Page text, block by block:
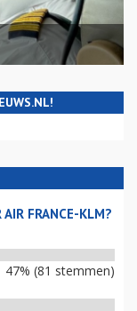
FRANCE-KLM?
47% (81 stemmen)